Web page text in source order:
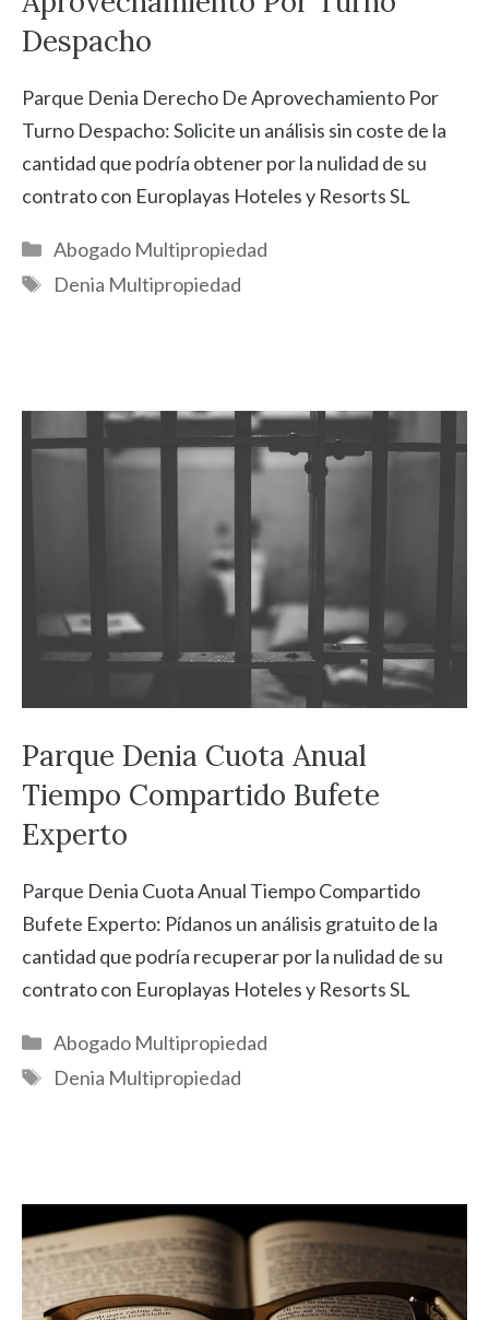
Despacho
Parque Denia Derecho De Aprovechamiento Por
Turno Despacho: Solicite un análisis sin coste de la
cantidad que podría obtener por la nulidad de su
contrato con Europlayas Hoteles y Resorts SL
Categorías
Abogado Multipropiedad
Etiquetas
Denia Multipropiedad
Parque Denia Cuota Anual
Tiempo Compartido Bufete
Experto
Parque Denia Cuota Anual Tiempo Compartido
Bufete Experto: Pídanos un análisis gratuito de la
cantidad que podría recuperar por la nulidad de su
contrato con Europlayas Hoteles y Resorts SL
Categorías
Abogado Multipropiedad
Etiquetas
Denia Multipropiedad